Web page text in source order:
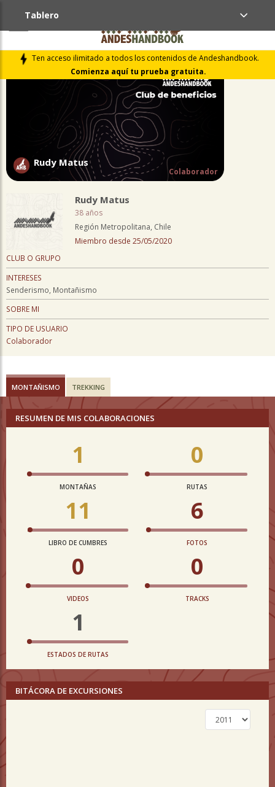
Ten acceso ilimitado a todos los contenidos de Andeshandbook.
Comienza aquí tu prueba gratuita.
Tablero
Rudy Matus
Colaborador
Rudy Matus
38 años
Región Metropolitana, Chile
Miembro desde 25/05/2020
CLUB O GRUPO
INTERESES
Senderismo, Montañismo
SOBRE MI
TIPO DE USUARIO
Colaborador
MONTAÑISMO TREKKING
RESUMEN DE MIS COLABORACIONES
1
MONTAÑAS
0
RUTAS
11
LIBRO DE CUMBRES
6
FOTOS
0
VIDEOS
0
TRACKS
1
ESTADOS DE RUTAS
BITÁCORA DE EXCURSIONES